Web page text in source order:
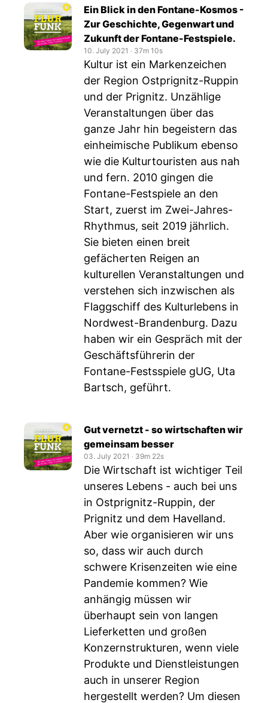
Ein Blick in den Fontane-Kosmos -
Zur Geschichte, Gegenwart und
Zukunft der Fontane-Festspiele.
10. July 2021 ‧ 37m 10s
Kultur ist ein Markenzeichen
der Region Ostprignitz-Ruppin
und der Prignitz. Unzählige
Veranstaltungen über das
ganze Jahr hin begeistern das
einheimische Publikum ebenso
wie die Kulturtouristen aus nah
und fern. 2010 gingen die
Fontane-Festspiele an den
Start, zuerst im Zwei-Jahres-
Rhythmus, seit 2019 jährlich.
Sie bieten einen breit
gefächerten Reigen an
kulturellen Veranstaltungen und
verstehen sich inzwischen als
Flaggschiff des Kulturlebens in
Nordwest-Brandenburg. Dazu
haben wir ein Gespräch mit der
Geschäftsführerin der
Fontane-Festsspiele gUG, Uta
Bartsch, geführt.
Gut vernetzt - so wirtschaften wir
gemeinsam besser
03. July 2021 ‧ 39m 22s
Die Wirtschaft ist wichtiger Teil
unseres Lebens - auch bei uns
in Ostprignitz-Ruppin, der
Prignitz und dem Havelland.
Aber wie organisieren wir uns
so, dass wir auch durch
schwere Krisenzeiten wie eine
Pandemie kommen? Wie
anhängig müssen wir
überhaupt sein von langen
Lieferketten und großen
Konzernstrukturen, wenn viele
Produkte und Dienstleistungen
auch in unserer Region
hergestellt werden? Um diesen